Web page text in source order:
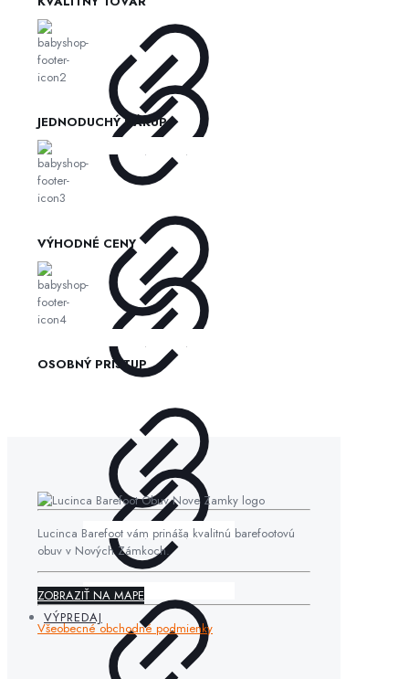
VÝPREDAJ
JEDNODUCHÝ NÁKUP
VÝHODNÉ CENY
OSOBNÝ PRÍSTUP
Lucinca Barefoot vám prináša kvalitnú barefootovú
obuv v Nových Zámkoch.
ZOBRAZIŤ NA MAPE
Všeobecné obchodné podmienky